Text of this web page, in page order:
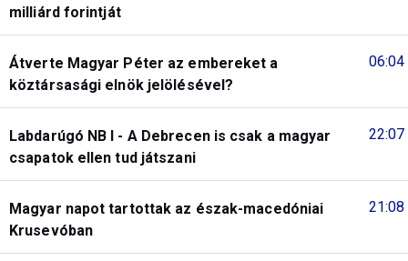
milliárd forintját
06:04
Átverte Magyar Péter az embereket a
köztársasági elnök jelölésével?
22:07
Labdarúgó NB I - A Debrecen is csak a magyar
csapatok ellen tud játszani
21:08
Magyar napot tartottak az észak-macedóniai
Krusevóban